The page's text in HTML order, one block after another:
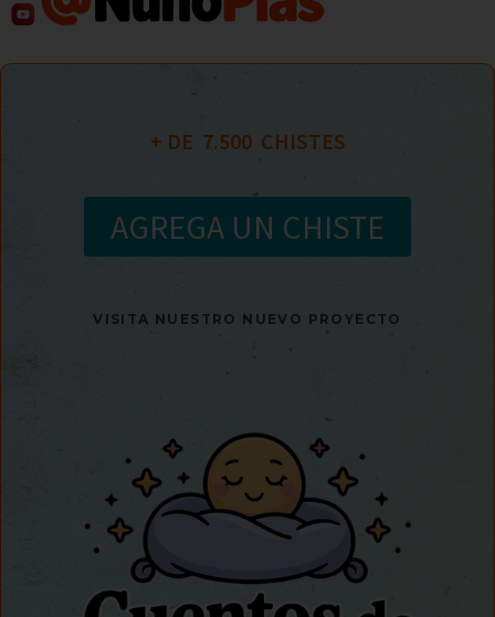
+ DE 7.500
  CHISTES
AGREGA UN CHISTE
VISITA NUESTRO NUEVO PROYECTO